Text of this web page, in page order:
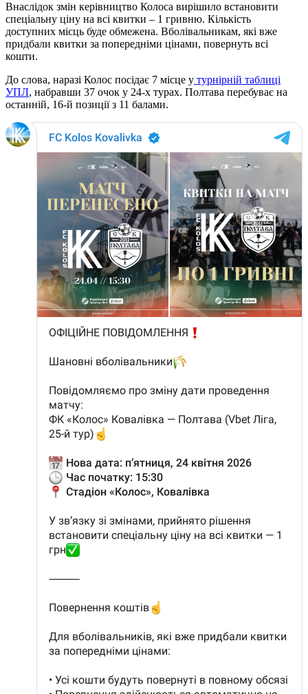
Внаслідок змін керівництво Колоса вирішило встановити
спеціальну ціну на всі квитки – 1 гривню. Кількість
доступних місць буде обмежена. Вболівальникам, які вже
придбали квитки за попередніми цінами, повернуть всі
кошти.
До слова, наразі Колос посідає 7 місце у турнірній таблиці
УПЛ, набравши 37 очок у 24-х турах. Полтава перебуває на
останній, 16-й позиції з 11 балами.